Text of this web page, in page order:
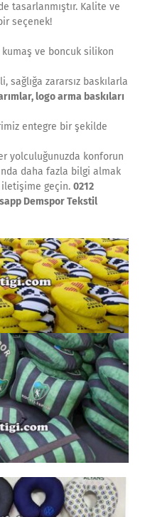
tasarlanmıştır. Kalite ve
seçenek!
ve boncuk silikon
sağlığa zararsız baskılarla
logo arma baskıları
entegre bir şekilde
yolculuğunuzda konforun
daha fazla bilgi almak
geçin. 0212
Demspor Tekstil